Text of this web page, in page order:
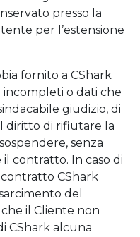
presso la
per l’estensione
fornito a CShark
incompleti o dati che
giudizio, di
diritto di rifiutare la
senza
il contratto. In caso di
CShark
del
il Cliente non
CShark alcuna